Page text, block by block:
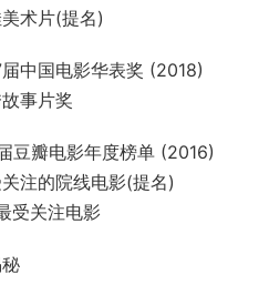
片(提名)
国电影华表奖 (2018)
事片奖
瓣电影年度榜单 (2016)
的院线电影(提名)
关注电影